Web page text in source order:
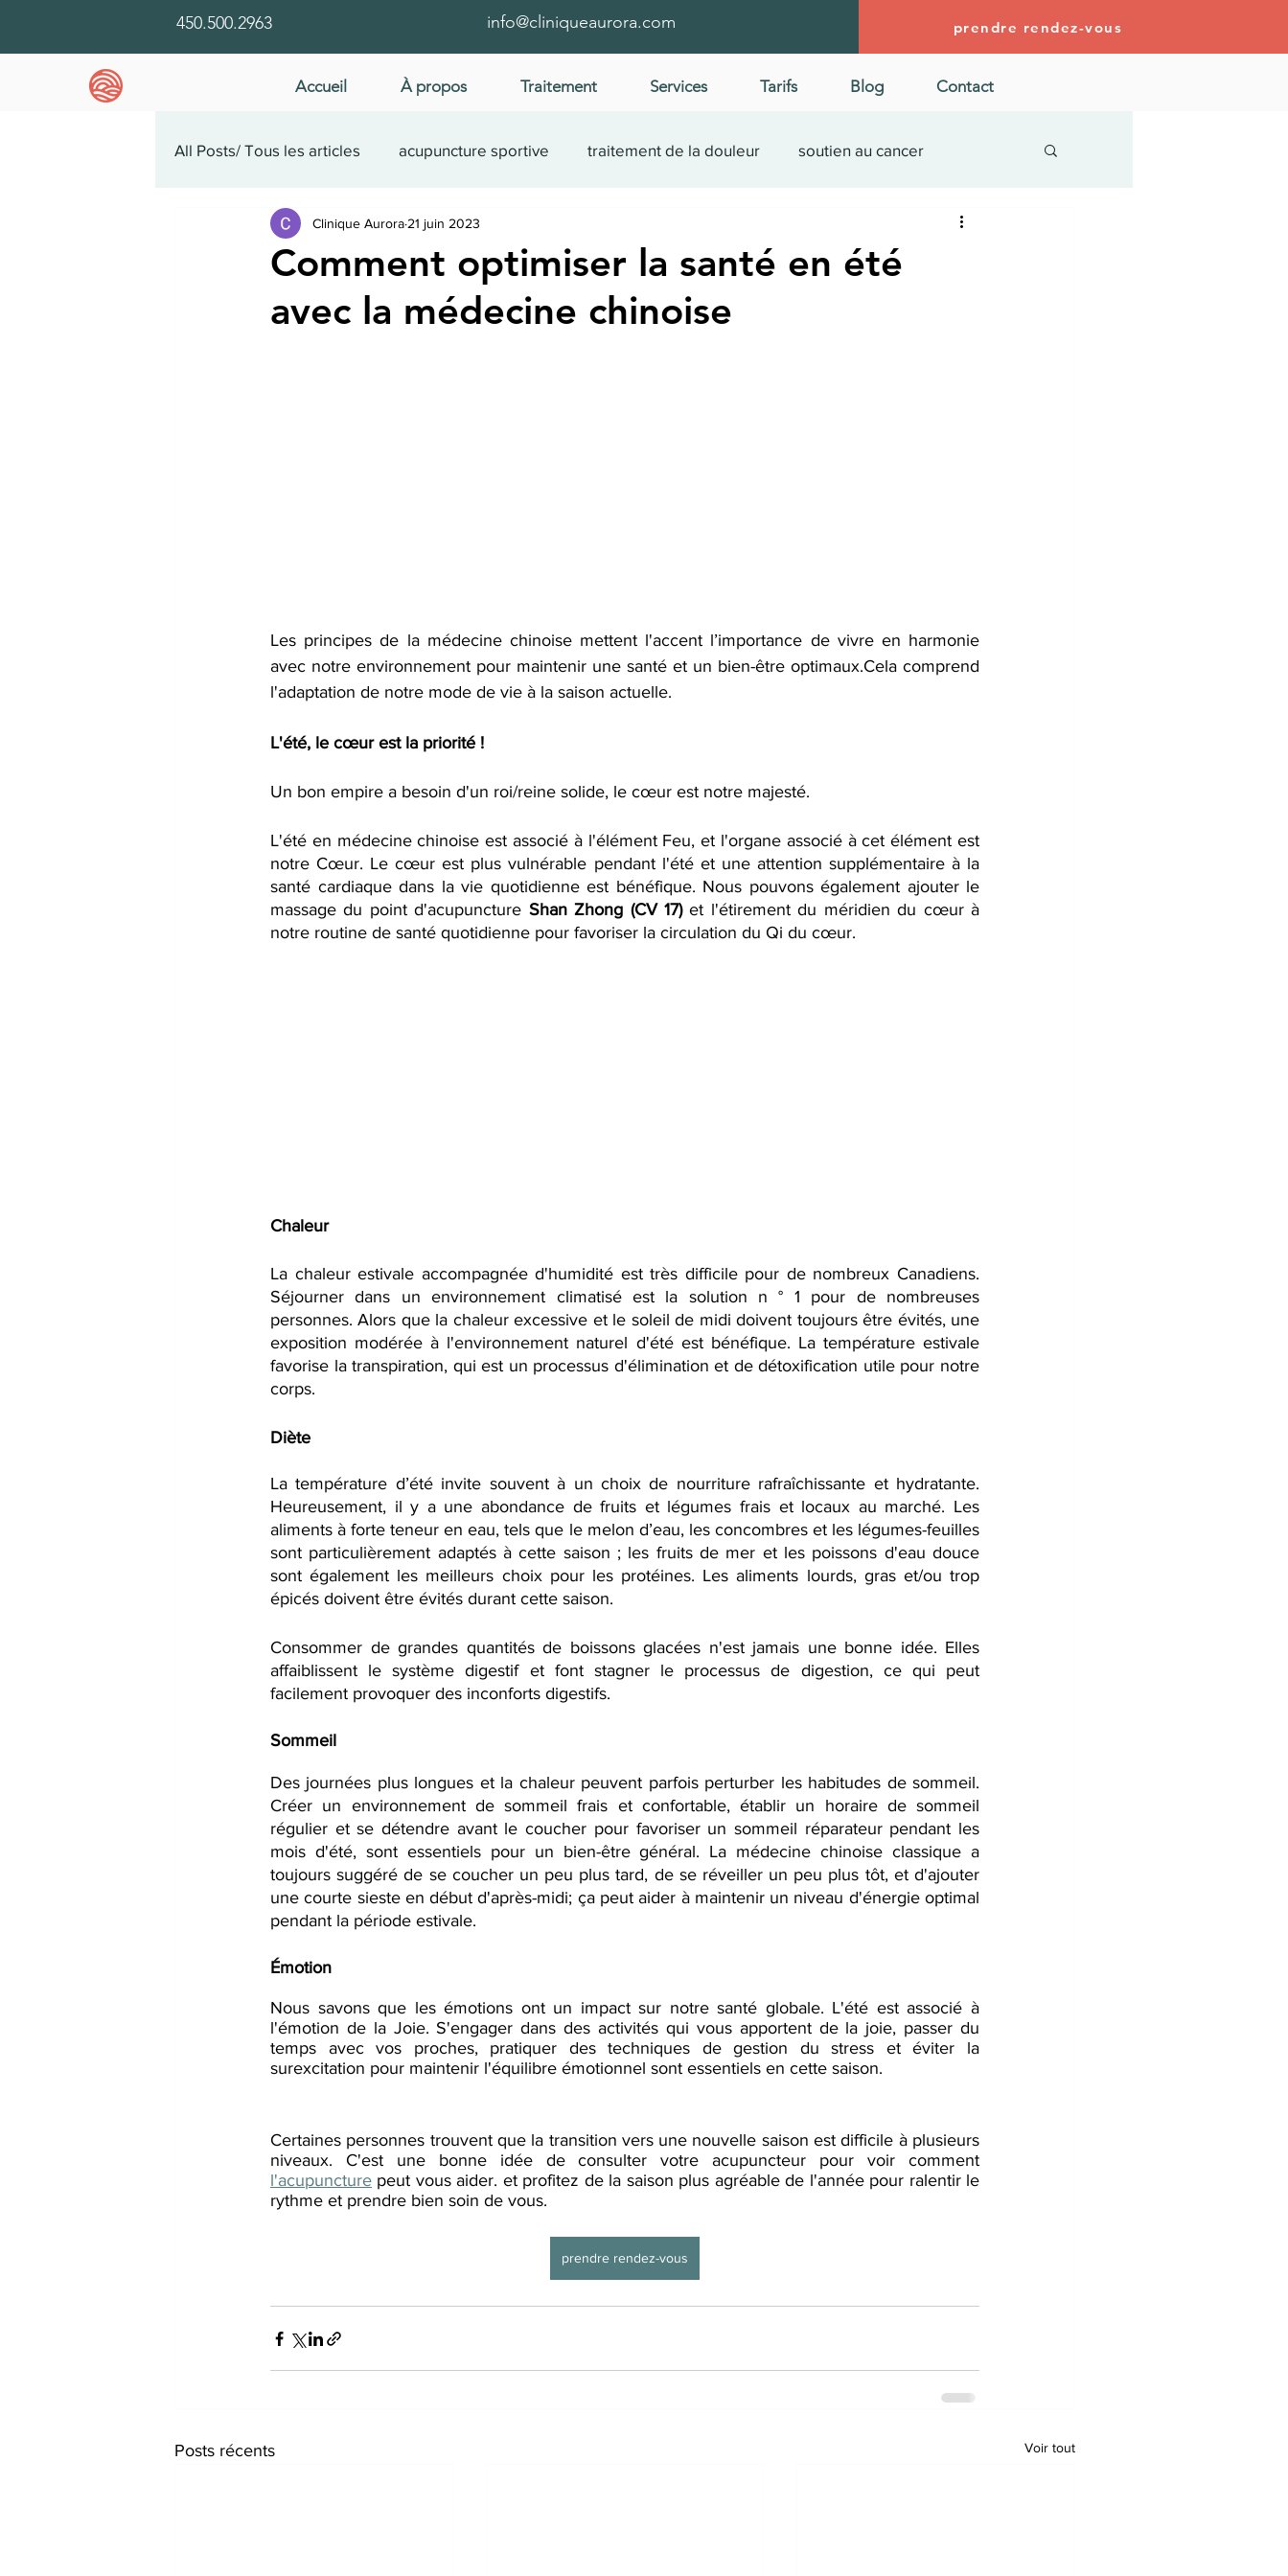
450.500.2963 info@cliniqueaurora.com prendre rendez-vous
Accueil À propos Traitement Services Tarifs Blog Contact
All Posts/ Tous les articles acupuncture sportive traitement de la douleur soutien au cancer
santé mentale étude de cas
Comment optimiser la santé en été
avec la médecine chinoise
Clinique Aurora 21 juin 2023
Les principes de la médecine chinoise mettent l'accent l’importance de vivre en harmonie
avec notre environnement pour maintenir une santé et un bien-être optimaux.Cela comprend
l'adaptation de notre mode de vie à la saison actuelle.
L'été, le cœur est la priorité !
Un bon empire a besoin d'un roi/reine solide, le cœur est notre majesté.
L'été en médecine chinoise est associé à l'élément Feu, et l'organe associé à cet élément est
notre Cœur. Le cœur est plus vulnérable pendant l'été et une attention supplémentaire à la
santé cardiaque dans la vie quotidienne est bénéfique. Nous pouvons également ajouter le
massage du point d'acupuncture Shan Zhong (CV 17) et l'étirement du méridien du cœur à
notre routine de santé quotidienne pour favoriser la circulation du Qi du cœur.
Chaleur
La chaleur estivale accompagnée d'humidité est très difficile pour de nombreux Canadiens.
Séjourner dans un environnement climatisé est la solution n ° 1 pour de nombreuses
personnes. Alors que la chaleur excessive et le soleil de midi doivent toujours être évités, une
exposition modérée à l'environnement naturel d'été est bénéfique. La température estivale
favorise la transpiration, qui est un processus d'élimination et de détoxification utile pour notre
corps.
Diète
La température d’été invite souvent à un choix de nourriture rafraîchissante et hydratante.
Heureusement, il y a une abondance de fruits et légumes frais et locaux au marché. Les
aliments à forte teneur en eau, tels que le melon d’eau, les concombres et les légumes-feuilles
sont particulièrement adaptés à cette saison ; les fruits de mer et les poissons d'eau douce
sont également les meilleurs choix pour les protéines. Les aliments lourds, gras et/ou trop
épicés doivent être évités durant cette saison.
Consommer de grandes quantités de boissons glacées n'est jamais une bonne idée. Elles
affaiblissent le système digestif et font stagner le processus de digestion, ce qui peut
facilement provoquer des inconforts digestifs.
Sommeil
Des journées plus longues et la chaleur peuvent parfois perturber les habitudes de sommeil.
Créer un environnement de sommeil frais et confortable, établir un horaire de sommeil
régulier et se détendre avant le coucher pour favoriser un sommeil réparateur pendant les
mois d'été, sont essentiels pour un bien-être général. La médecine chinoise classique a
toujours suggéré de se coucher un peu plus tard, de se réveiller un peu plus tôt, et d'ajouter
une courte sieste en début d'après-midi; ça peut aider à maintenir un niveau d'énergie optimal
pendant la période estivale.
Émotion
Nous savons que les émotions ont un impact sur notre santé globale. L'été est associé à
l'émotion de la Joie. S'engager dans des activités qui vous apportent de la joie, passer du
temps avec vos proches, pratiquer des techniques de gestion du stress et éviter la
surexcitation pour maintenir l'équilibre émotionnel sont essentiels en cette saison.
Certaines personnes trouvent que la transition vers une nouvelle saison est difficile à plusieurs
l'acupuncture peut vous aider. et profitez de la saison plus agréable de l'année pour ralentir le
rythme et prendre bien soin de vous.
prendre rendez-vous
Posts récents Voir tout